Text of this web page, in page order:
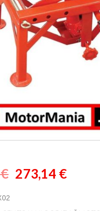
€ 273,14 €